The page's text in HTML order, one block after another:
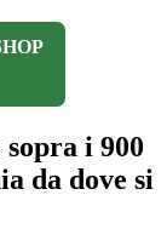
i 900
da dove si